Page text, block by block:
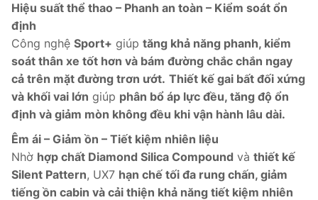
Hiệu suất thể thao – Phanh an toàn – Kiểm soát ổn
định
Công nghệ Sport+ giúp tăng khả năng phanh, kiểm
soát thân xe tốt hơn và bám đường chắc chắn ngay
cả trên mặt đường trơn ướt. Thiết kế gai bất đối xứng
và khối vai lớn giúp phân bổ áp lực đều, tăng độ ổn
định và giảm mòn không đều khi vận hành lâu dài.
Êm ái – Giảm ồn – Tiết kiệm nhiên liệu
Nhờ hợp chất Diamond Silica Compound và thiết kế
Silent Pattern, UX7 hạn chế tối đa rung chấn, giảm
tiếng ồn cabin và cải thiện khả năng tiết kiệm nhiên